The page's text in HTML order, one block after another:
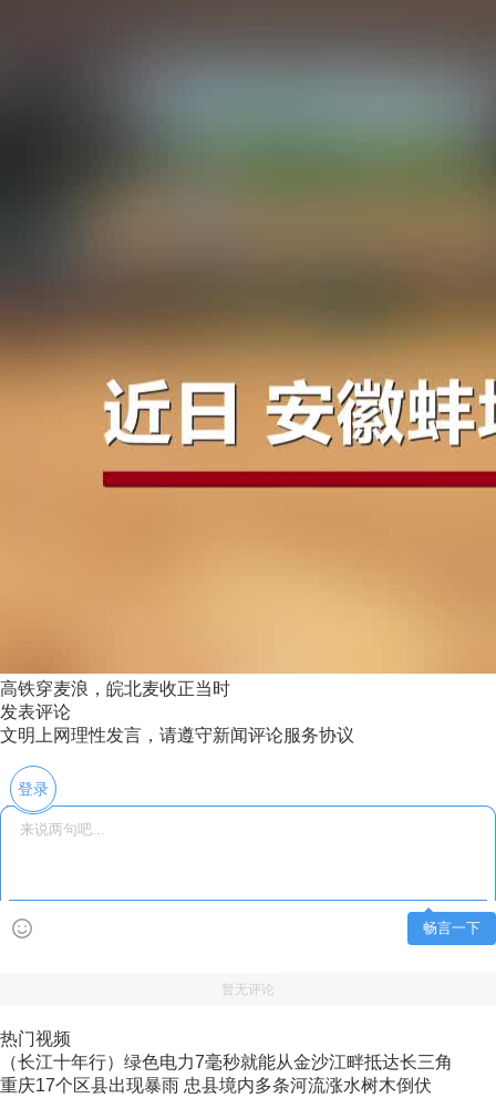
高铁穿麦浪，皖北麦收正当时
发表评论
文明上网理性发言，请遵守新闻评论服务协议
登录
畅言一下
暂无评论
热门视频
（长江十年行）绿色电力7毫秒就能从金沙江畔抵达长三角
重庆17个区县出现暴雨 忠县境内多条河流涨水树木倒伏